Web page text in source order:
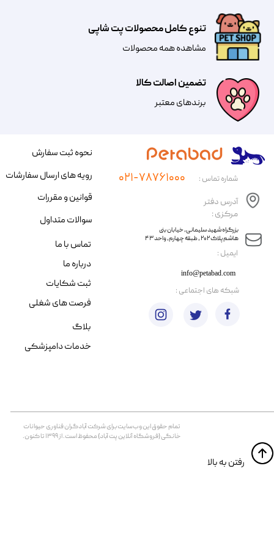
تضمین اصالت کالا
​​برندهای معتبر​​​​​​​
تنوع کامل محصولات پت شاپی
مشاهده همه محصولات
​ایمیل :
آدرس دفتر
مرکزی :
info@petabad.com
​​بزرگراه شهید سلیمانی، خیابان بنی
هاشم پلاک ۲۰۲ ، طبقه چهارم، واحد ۴۳
شماره تماس : ۰۲۱-۷۸۷۶۱۰۰۰
تمام حقوق اين وب‌سايت برای شرکت آبادگران فناوری حیوانات
خانگی (فروشگاه آنلاین پت آباد) محفوظ است. از ۱۳۹۹ تا کنون.
​​رفتن به بالا
نحوه ثبت سفارش
رویه های ارسال سفارشات
قوانین و مقررات
سوالات متداول
تماس با ما
درباره ما
ثبت شکایات
فرصت های شغلی
​شبکه های اجتماعی :
بلاگ
خدمات دامپزشکی